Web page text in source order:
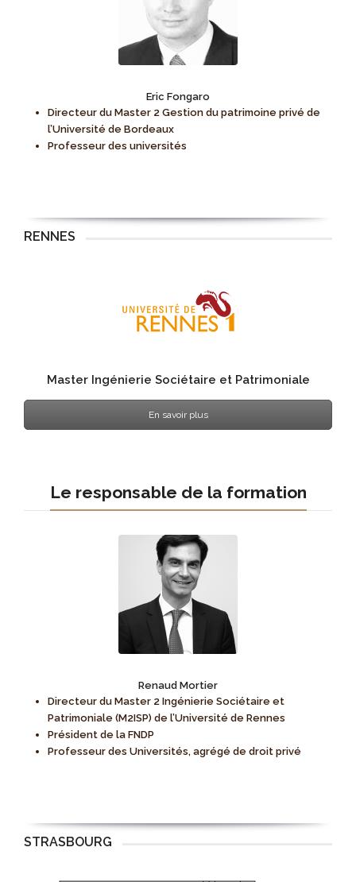
Eric Fongaro
Directeur du Master 2 Gestion du patrimoine privé de
l’Université de Bordeaux
Professeur des universités
RENNES
Master Ingénierie Sociétaire et Patrimoniale
En savoir plus
Le responsable de la formation
Renaud Mortier
Directeur du Master 2 Ingénierie Sociétaire et
Patrimoniale (M2ISP) de l’Université de Rennes
Président de la FNDP
Professeur des Universités, agrégé de droit privé
STRASBOURG